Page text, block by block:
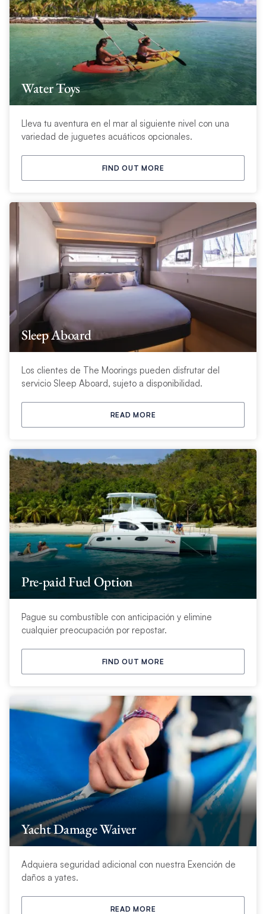
Water Toys
Lleva tu aventura en el mar al siguiente nivel con una
variedad de juguetes acuáticos opcionales.
FIND OUT MORE
Sleep Aboard
Los clientes de The Moorings pueden disfrutar del
servicio Sleep Aboard, sujeto a disponibilidad.
READ MORE
Pre-paid Fuel Option
Pague su combustible con anticipación y elimine
cualquier preocupación por repostar.
FIND OUT MORE
Yacht Damage Waiver
Adquiera seguridad adicional con nuestra Exención de
daños a yates.
READ MORE